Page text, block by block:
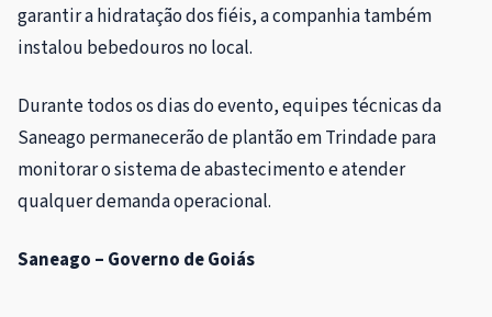
garantir a hidratação dos fiéis, a companhia também
instalou bebedouros no local.
Durante todos os dias do evento, equipes técnicas da
Saneago permanecerão de plantão em Trindade para
monitorar o sistema de abastecimento e atender
qualquer demanda operacional.
Saneago – Governo de Goiás